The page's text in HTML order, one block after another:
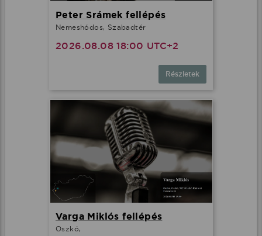
Peter Srámek fellépés
Nemeshódos, Szabadtér
2026.08.08 18:00 UTC+2
Részletek
Varga Miklós fellépés
Oszkó,